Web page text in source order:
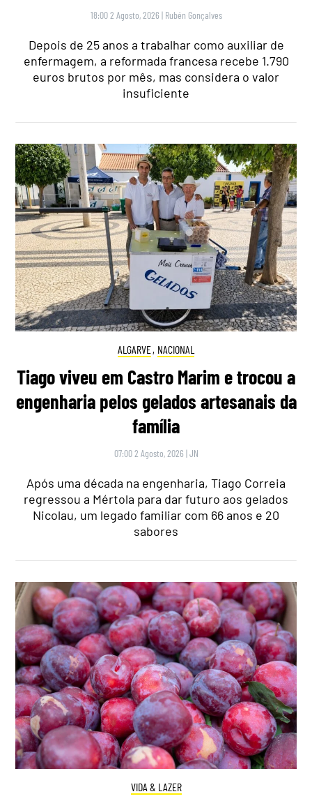
18:00 2 Agosto, 2026 | Rubén Gonçalves
Depois de 25 anos a trabalhar como auxiliar de
enfermagem, a reformada francesa recebe 1.790
euros brutos por mês, mas considera o valor
insuficiente
ALGARVE, NACIONAL
Tiago viveu em Castro Marim e trocou a
engenharia pelos gelados artesanais da
família
07:00 2 Agosto, 2026 |JN
Após uma década na engenharia, Tiago Correia
regressou a Mértola para dar futuro aos gelados
Nicolau, um legado familiar com 66 anos e 20
sabores
VIDA & LAZER